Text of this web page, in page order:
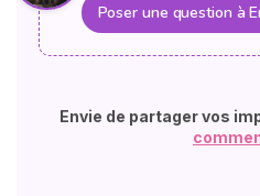
Poser une question à
Envie de partager vos